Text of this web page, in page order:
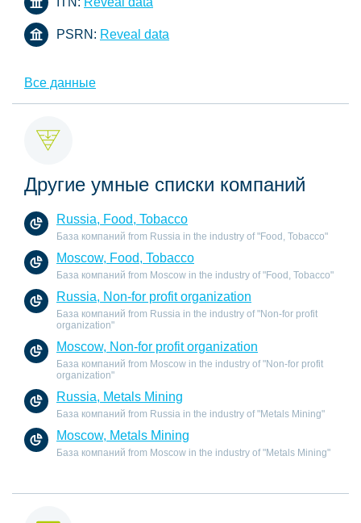
PSRN: Reveal data
Все данные
Другие умные списки компаний
Russia, Food, Tobacco
База компаний from Russia in the industry of "Food, Tobacco"
Moscow, Food, Tobacco
База компаний from Moscow in the industry of "Food, Tobacco"
Russia, Non-for profit organization
База компаний from Russia in the industry of "Non-for profit
organization"
Moscow, Non-for profit organization
База компаний from Moscow in the industry of "Non-for profit
organization"
Russia, Metals Mining
База компаний from Russia in the industry of "Metals Mining"
Moscow, Metals Mining
База компаний from Moscow in the industry of "Metals Mining"